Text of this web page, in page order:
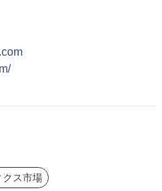
クス市場